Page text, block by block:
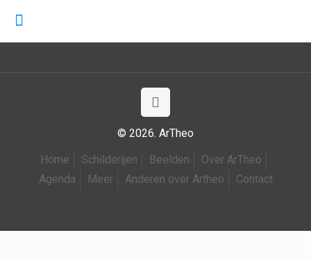
© 2026. ArTheo
Home
Schilderijen Beelden
Over ArTheo
Agenda
Meer Anderen over Artheo Contact